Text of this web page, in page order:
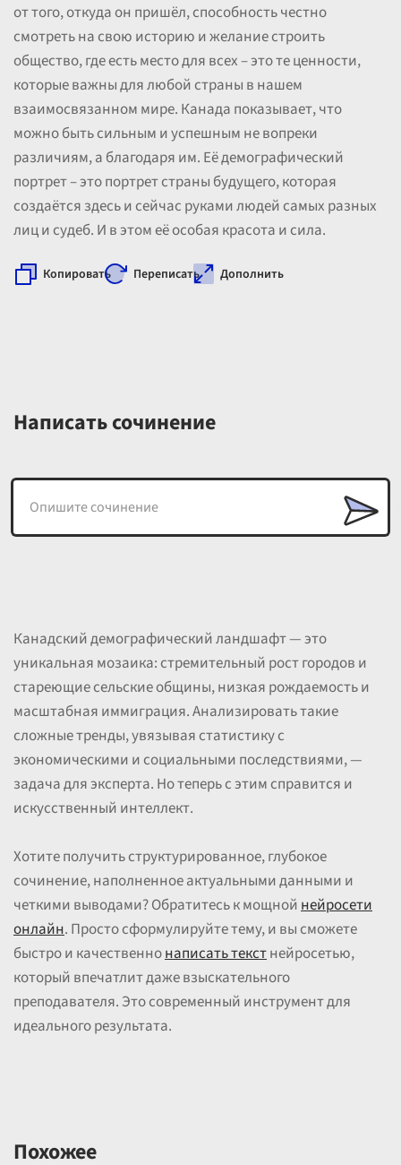
от того, откуда он пришёл, способность честно
смотреть на свою историю и желание строить
общество, где есть место для всех – это те ценности,
которые важны для любой страны в нашем
взаимосвязанном мире. Канада показывает, что
можно быть сильным и успешным не вопреки
различиям, а благодаря им. Её демографический
портрет – это портрет страны будущего, которая
создаётся здесь и сейчас руками людей самых разных
лиц и судеб. И в этом её особая красота и сила.
Копировать Переписать Дополнить
Написать сочинение
Канадский демографический ландшафт — это
уникальная мозаика: стремительный рост городов и
стареющие сельские общины, низкая рождаемость и
масштабная иммиграция. Анализировать такие
сложные тренды, увязывая статистику с
экономическими и социальными последствиями, —
задача для эксперта. Но теперь с этим справится и
искусственный интеллект.
Хотите получить структурированное, глубокое
сочинение, наполненное актуальными данными и
четкими выводами? Обратитесь к мощнойнейросети
онлайн. Просто сформулируйте тему, и вы сможете
быстро и качественнонаписать текстнейросетью,
который впечатлит даже взыскательного
преподавателя. Это современный инструмент для
идеального результата.
Похожее